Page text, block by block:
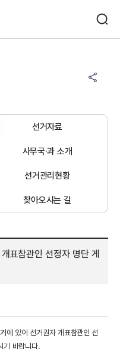
선거자료
사무국·과 소개
선거관리현황
찾아오시는 길
표참관인 선정자 명단 게
에 있어 선거권자 개표참관인 선
기 바랍니다.